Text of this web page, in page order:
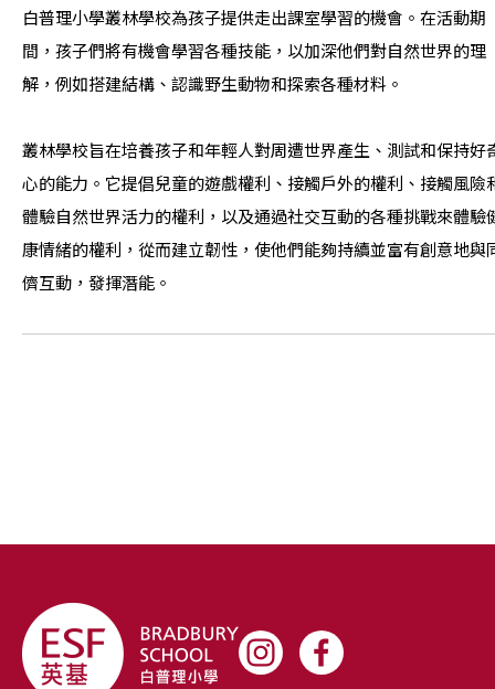
白普理小學叢林學校為孩子提供走出課室學習的機會。在活動期
間，孩子們將有機會學習各種技能，以加深他們對自然世界的理
解，例如搭建結構、認識野生動物和探索各種材料。
叢林學校旨在培養孩子和年輕人對周遭世界產生、測試和保持好
心的能力。它提倡兒童的遊戲權利、接觸戶外的權利、接觸風險
體驗自然世界活力的權利，以及通過社交互動的各種挑戰來體驗
康情緒的權利，從而建立韌性，使他們能夠持續並富有創意地與
儕互動，發揮潛能。